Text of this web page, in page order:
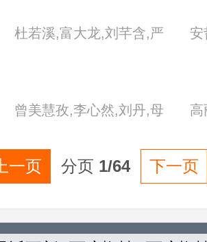
莎贝尔·于佩尔,扎威·阿什
蒂,萨曼莎·玛西丝
杜若溪,富大龙,刘芊含,严
安
曾美慧孜,李心然,刘丹,母
平
高
王
上一页 分页 1/64 下一页